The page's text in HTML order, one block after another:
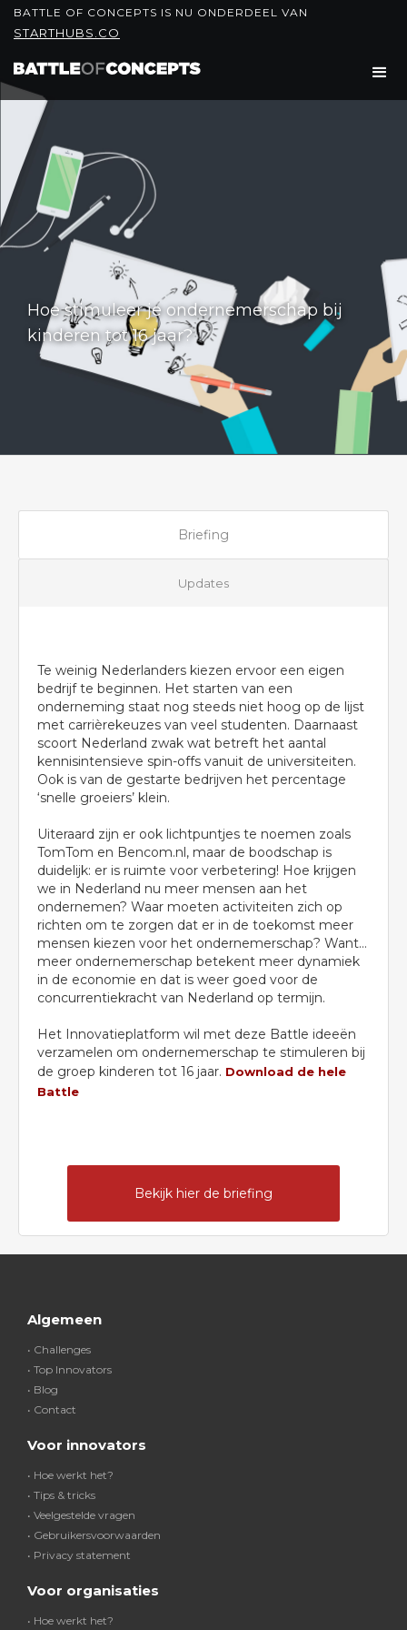
Hoe stimuleer je ondernemerschap bij
kinderen tot 16 jaar?
BATTLE OF CONCEPTS IS NU ONDERDEEL VAN
STARTHUBS.CO
Briefing
Updates
Te weinig Nederlanders kiezen ervoor een eigen
bedrijf te beginnen. Het starten van een
onderneming staat nog steeds niet hoog op de lijst
met carrièrekeuzes van veel studenten. Daarnaast
scoort Nederland zwak wat betreft het aantal
kennisintensieve spin-offs vanuit de universiteiten.
Ook is van de gestarte bedrijven het percentage
‘snelle groeiers’ klein.
Uiteraard zijn er ook lichtpuntjes te noemen zoals
TomTom en Bencom.nl, maar de boodschap is
duidelijk: er is ruimte voor verbetering! Hoe krijgen
we in Nederland nu meer mensen aan het
ondernemen? Waar moeten activiteiten zich op
richten om te zorgen dat er in de toekomst meer
mensen kiezen voor het ondernemerschap? Want…
meer ondernemerschap betekent meer dynamiek
in de economie en dat is weer goed voor de
concurrentiekracht van Nederland op termijn.
Het Innovatieplatform wil met deze Battle ideeën
verzamelen om ondernemerschap te stimuleren bij
de groep kinderen tot 16 jaar. Download de hele
Battle
Bekijk hier de briefing
Algemeen
• Challenges
• Top Innovators
• Blog
• Contact
Voor innovators
• Hoe werkt het?
• Tips & tricks
• Veelgestelde vragen
• Gebruikersvoorwaarden
• Privacy statement
Voor organisaties
• Hoe werkt het?